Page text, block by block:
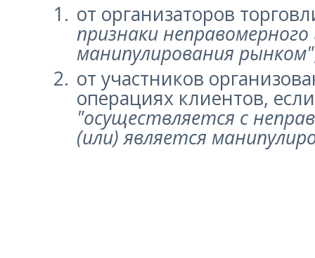
от организаторов
признаки
манипулирования рынком"
от участников
операциях клиентов,
"осуществляется с
(или) является